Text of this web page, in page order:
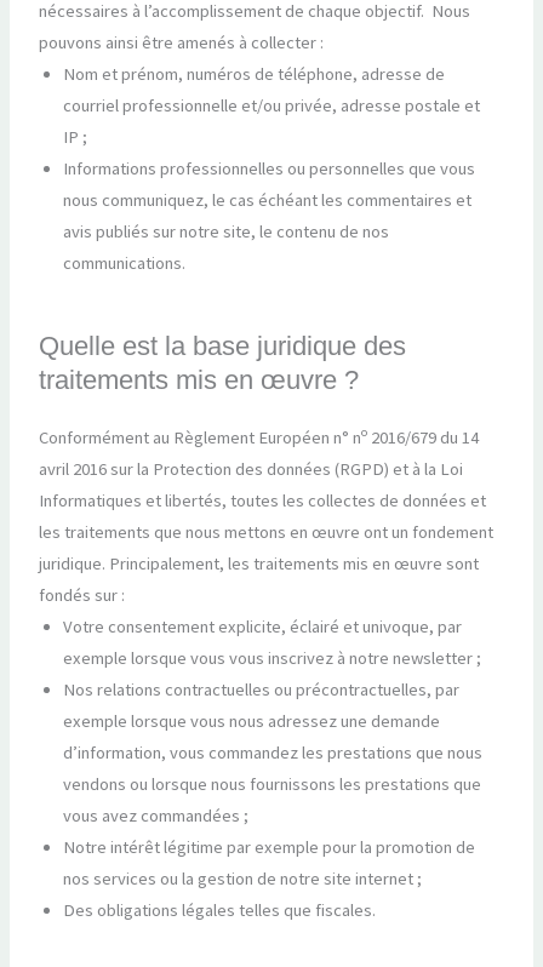
nécessaires à l’accomplissement de chaque objectif. Nous
pouvons ainsi être amenés à collecter :
Nom et prénom, numéros de téléphone, adresse de
courriel professionnelle et/ou privée, adresse postale et
IP ;
Informations professionnelles ou personnelles que vous
nous communiquez, le cas échéant les commentaires et
avis publiés sur notre site, le contenu de nos
communications.
Quelle est la base juridique des
traitements mis en œuvre ?
Conformément au Règlement Européen n° nᵒ 2016/679 du 14
avril 2016 sur la Protection des données (RGPD) et à la Loi
Informatiques et libertés, toutes les collectes de données et
les traitements que nous mettons en œuvre ont un fondement
juridique. Principalement, les traitements mis en œuvre sont
fondés sur :
Votre consentement explicite, éclairé et univoque, par
exemple lorsque vous vous inscrivez à notre newsletter ;
Nos relations contractuelles ou précontractuelles, par
exemple lorsque vous nous adressez une demande
d’information, vous commandez les prestations que nous
vendons ou lorsque nous fournissons les prestations que
vous avez commandées ;
Notre intérêt légitime par exemple pour la promotion de
nos services ou la gestion de notre site internet ;
Des obligations légales telles que fiscales.